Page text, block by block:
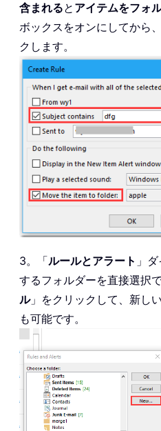
含まれると アイテムをフォ
ボックスをオンにしてから、
クします。
3。「ルールとアラート 」
するフォルダーを直接選択
ル」をクリックして、新し
も可能です。